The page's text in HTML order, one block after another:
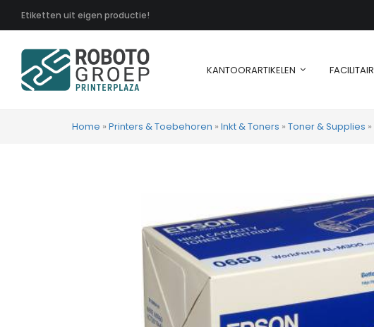
Etiketten uit eigen productie!
KANTOORARTIKELEN FACILITAIR
Home » Printers & Toebehoren » Inkt & Toners » Toner & Supplies »